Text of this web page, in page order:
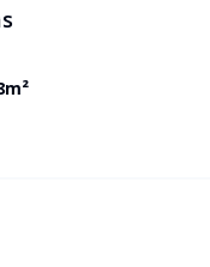
m²